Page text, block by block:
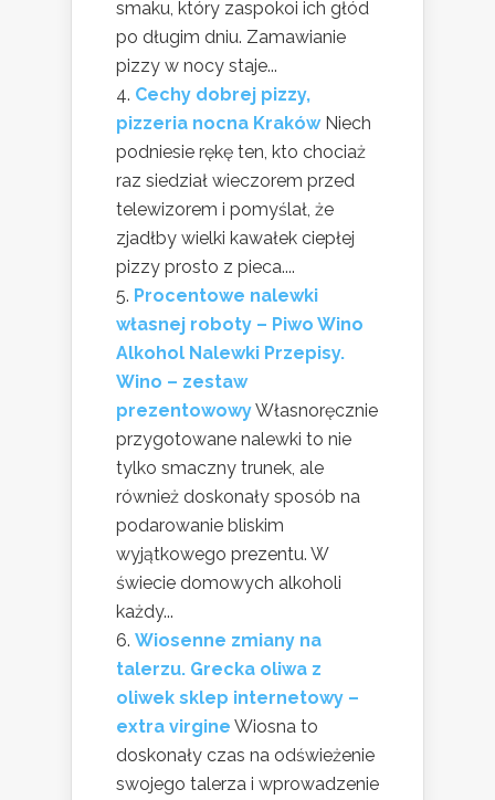
smaku, który zaspokoi ich głód
po długim dniu. Zamawianie
pizzy w nocy staje...
Cechy dobrej pizzy,
pizzeria nocna Kraków Niech
podniesie rękę ten, kto chociaż
raz siedział wieczorem przed
telewizorem i pomyślał, że
zjadłby wielki kawałek ciepłej
pizzy prosto z pieca....
Procentowe nalewki
własnej roboty – Piwo Wino
Alkohol Nalewki Przepisy.
Wino – zestaw
prezentowowyWłasnoręcznie
przygotowane nalewki to nie
tylko smaczny trunek, ale
również doskonały sposób na
podarowanie bliskim
wyjątkowego prezentu. W
świecie domowych alkoholi
każdy...
Wiosenne zmiany na
talerzu. Grecka oliwa z
oliwek sklep internetowy –
extra virgine Wiosna to
doskonały czas na odświeżenie
swojego talerza i wprowadzenie